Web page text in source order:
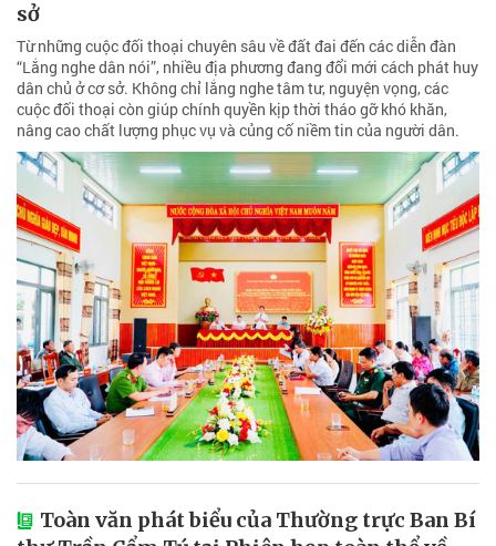
sở
Từ những cuộc đối thoại chuyên sâu về đất đai đến các diễn đàn
“Lắng nghe dân nói”, nhiều địa phương đang đổi mới cách phát huy
dân chủ ở cơ sở. Không chỉ lắng nghe tâm tư, nguyện vọng, các
cuộc đối thoại còn giúp chính quyền kịp thời tháo gỡ khó khăn,
nâng cao chất lượng phục vụ và củng cố niềm tin của người dân.
Toàn văn phát biểu của Thường trực Ban Bí